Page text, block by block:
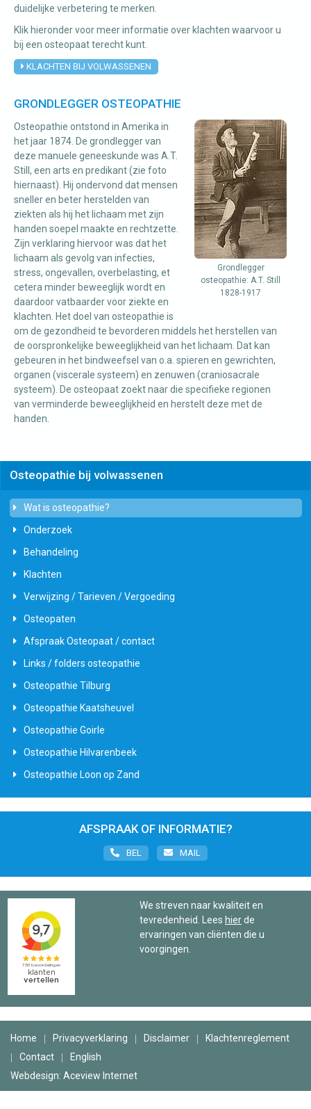
duidelijke verbetering te merken.
Klik hieronder voor meer informatie over klachten waarvoor u
bij een osteopaat terecht kunt.
KLACHTEN BIJ VOLWASSENEN
GRONDLEGGER OSTEOPATHIE
Grondlegger
osteopathie: A.T. Still
1828-1917
Osteopathie ontstond in Amerika in
het jaar 1874. De grondlegger van
deze manuele geneeskunde was A.T.
Still, een arts en predikant (zie foto
hiernaast). Hij ondervond dat mensen
sneller en beter herstelden van
ziekten als hij het lichaam met zijn
handen soepel maakte en rechtzette.
Zijn verklaring hiervoor was dat het
lichaam als gevolg van infecties,
stress, ongevallen, overbelasting, et
cetera minder beweeglijk wordt en
daardoor vatbaarder voor ziekte en
klachten. Het doel van osteopathie is
om de gezondheid te bevorderen middels het herstellen van
de oorspronkelijke beweeglijkheid van het lichaam. Dat kan
gebeuren in het bindweefsel van o.a. spieren en gewrichten,
organen (viscerale systeem) en zenuwen (craniosacrale
systeem). De osteopaat zoekt naar die specifieke regionen
van verminderde beweeglijkheid en herstelt deze met de
handen.
Osteopathie bij volwassenen
Wat is osteopathie?
Onderzoek
Behandeling
Klachten
Verwijzing / Tarieven / Vergoeding
Osteopaten
Afspraak Osteopaat / contact
Links / folders osteopathie
Osteopathie Tilburg
Osteopathie Kaatsheuvel
Osteopathie Goirle
Osteopathie Hilvarenbeek
Osteopathie Loon op Zand
AFSPRAAK OF INFORMATIE?
BEL MAIL
We streven naar kwaliteit en
tevredenheid. Lees hierde
ervaringen van cliënten die u
voorgingen.
Home Privacyverklaring Disclaimer
Klachtenreglement
Contact
English
Webdesign: Aceview Internet